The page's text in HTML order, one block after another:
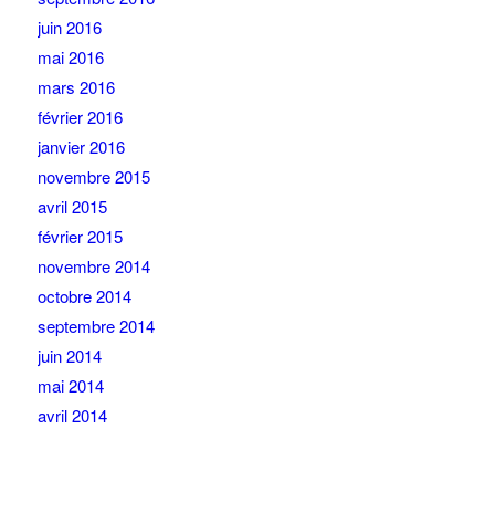
juin 2016
mai 2016
mars 2016
février 2016
janvier 2016
novembre 2015
avril 2015
février 2015
novembre 2014
octobre 2014
septembre 2014
juin 2014
mai 2014
avril 2014